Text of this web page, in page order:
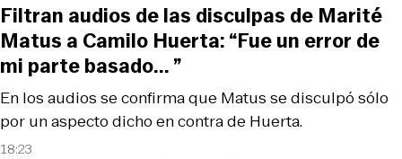
18:23
En los audios se confirma que Matus se disculpó sólo
por un aspecto dicho en contra de Huerta.
Filtran audios de las disculpas de Marité
Matus a Camilo Huerta: “Fue un error de
mi parte basado... ”